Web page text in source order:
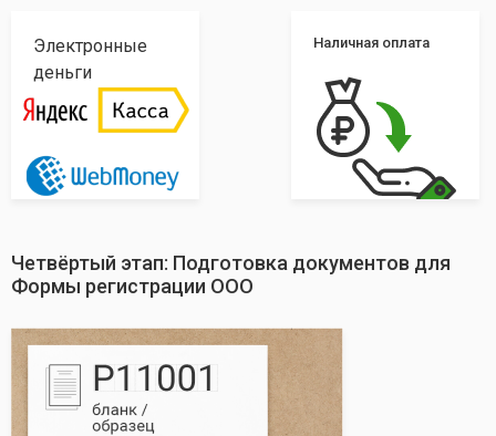
Электронные
деньги
Наличная оплата
Четвёртый этап: Подготовка документов для
Формы регистрации ООО